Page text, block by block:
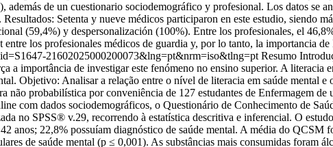
de un cuestionario sociodemográfico y profesional. Los datos se
Setenta y nueve médicos participaron en este estudio, siendo
(59,4%) y despersonalización (100%). Entre los profesionales, el
los profesionales médicos de guardia y, por lo tanto, la importancia
21602025000200073&lng=pt&nrm=iso&tlng=pt Resumo
a importância de investigar este fenómeno no ensino superior. A
Objetivo: Analisar a relação entre o nível de literacia em saúde mental e
probabilística por conveniência de 127 estudantes de Enfermagem
com dados sociodemográficos, o Questionário de Conhecimento de
no SPSS® v.29, recorrendo à estatística descritiva e inferencial. O
anos; 22,8% possuíam diagnóstico de saúde mental. A média do QCSM
de saúde mental (p ≤ 0,001). As substâncias mais consumidas foram